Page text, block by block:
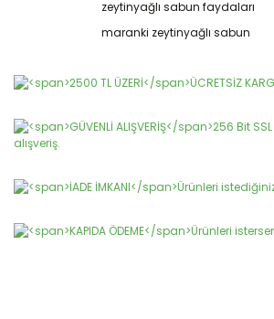
Ö... P... | 07/11/2019
Ürün resmi kalitesiz, bozuk veya
Ürün açıklamasında eksik bilgiler
Ürün fiyatı diğer sitelerden daha pahalı.
Gönder
zeytinyağlı sabun faydaları
maranki zeytinyağlı sabun